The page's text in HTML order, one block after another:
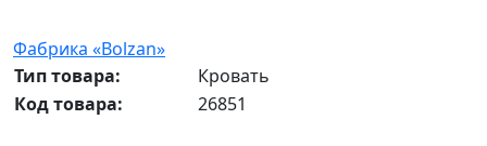
Фабрика «Bolzan»
Тип товара:
Кровать
Код товара:
26851